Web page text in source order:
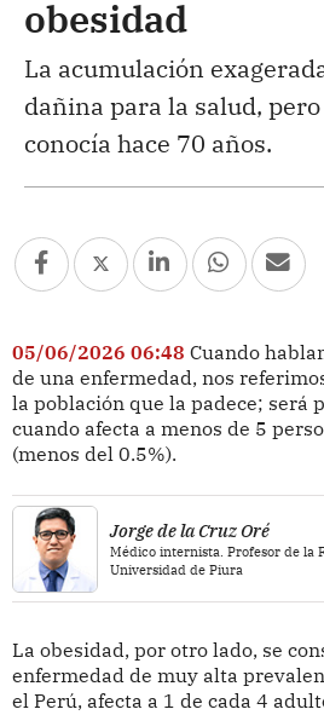
obesidad
La acumulación
dañina para la salud,
conocía hace 70 años.
05/06/2026 06:48 Cuando
de una enfermedad, nos
la población que la padece; será
cuando afecta a menos de 5
(menos del 0.5%).
Jorge de la Cruz Oré
Médico internista. Profesor de la
Universidad de Piura
La obesidad, por otro lado, se
enfermedad de muy alta
el Perú, afecta a 1 de cada 4